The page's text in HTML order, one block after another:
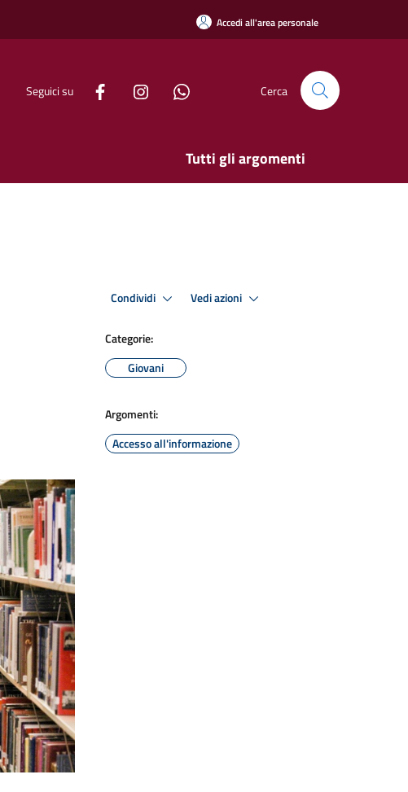
Accedi all'area personale
Seguici su Cerca
Tutti gli argomenti
Condividi Vedi azioni
Categorie:
Giovani
Argomenti:
Accesso all'informazione